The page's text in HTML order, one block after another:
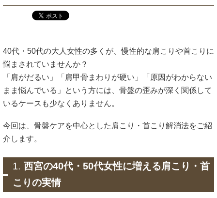
40代・50代の大人女性の多くが、慢性的な肩こりや首こりに
悩まされていませんか？
「肩がだるい」「肩甲骨まわりが硬い」「原因がわからない
まま悩んでいる」という方には、骨盤の歪みが深く関係して
いるケースも少なくありません。
今回は、 骨盤ケアを中心とした肩こり・首こり解消法をご紹
介します。
1. 西宮の40代・50代女性に増える肩こり・首
こりの実情